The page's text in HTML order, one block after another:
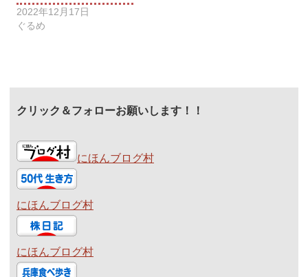
2022年12月17日
ぐるめ
クリック＆フォローお願いします！！
にほんブログ村
にほんブログ村
にほんブログ村